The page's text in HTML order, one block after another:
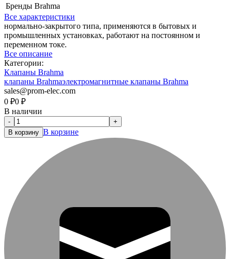
Бренды Brahma
Все характеристики
нормально-закрытого типа, применяются в бытовых и
промышленных установках, работают на постоянном и
переменном токе.
Все описание
Категории:
Клапаны Brahma
клапаны Brahmaэлектромагнитные клапаны Brahma
sales@prom-elec.com
0 ₽0 ₽
В наличии
-
+
В корзину В корзине